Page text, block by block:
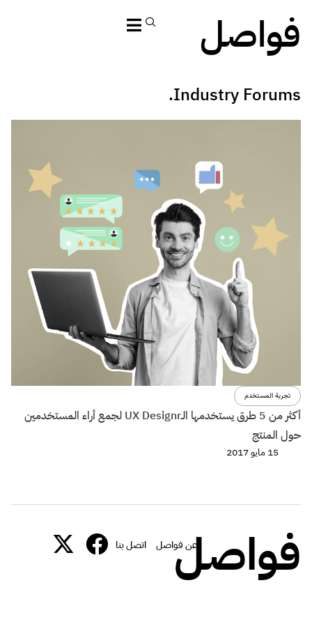
فواصل
Industry Forums.
تجربة المستخدم
أكثر من 5 طرق يستخدمها الـUX Designr لجمع أراء المستخدمين
حول المنتج
15 مايو 2017
فواصل
عن فواصل اتصل بنا